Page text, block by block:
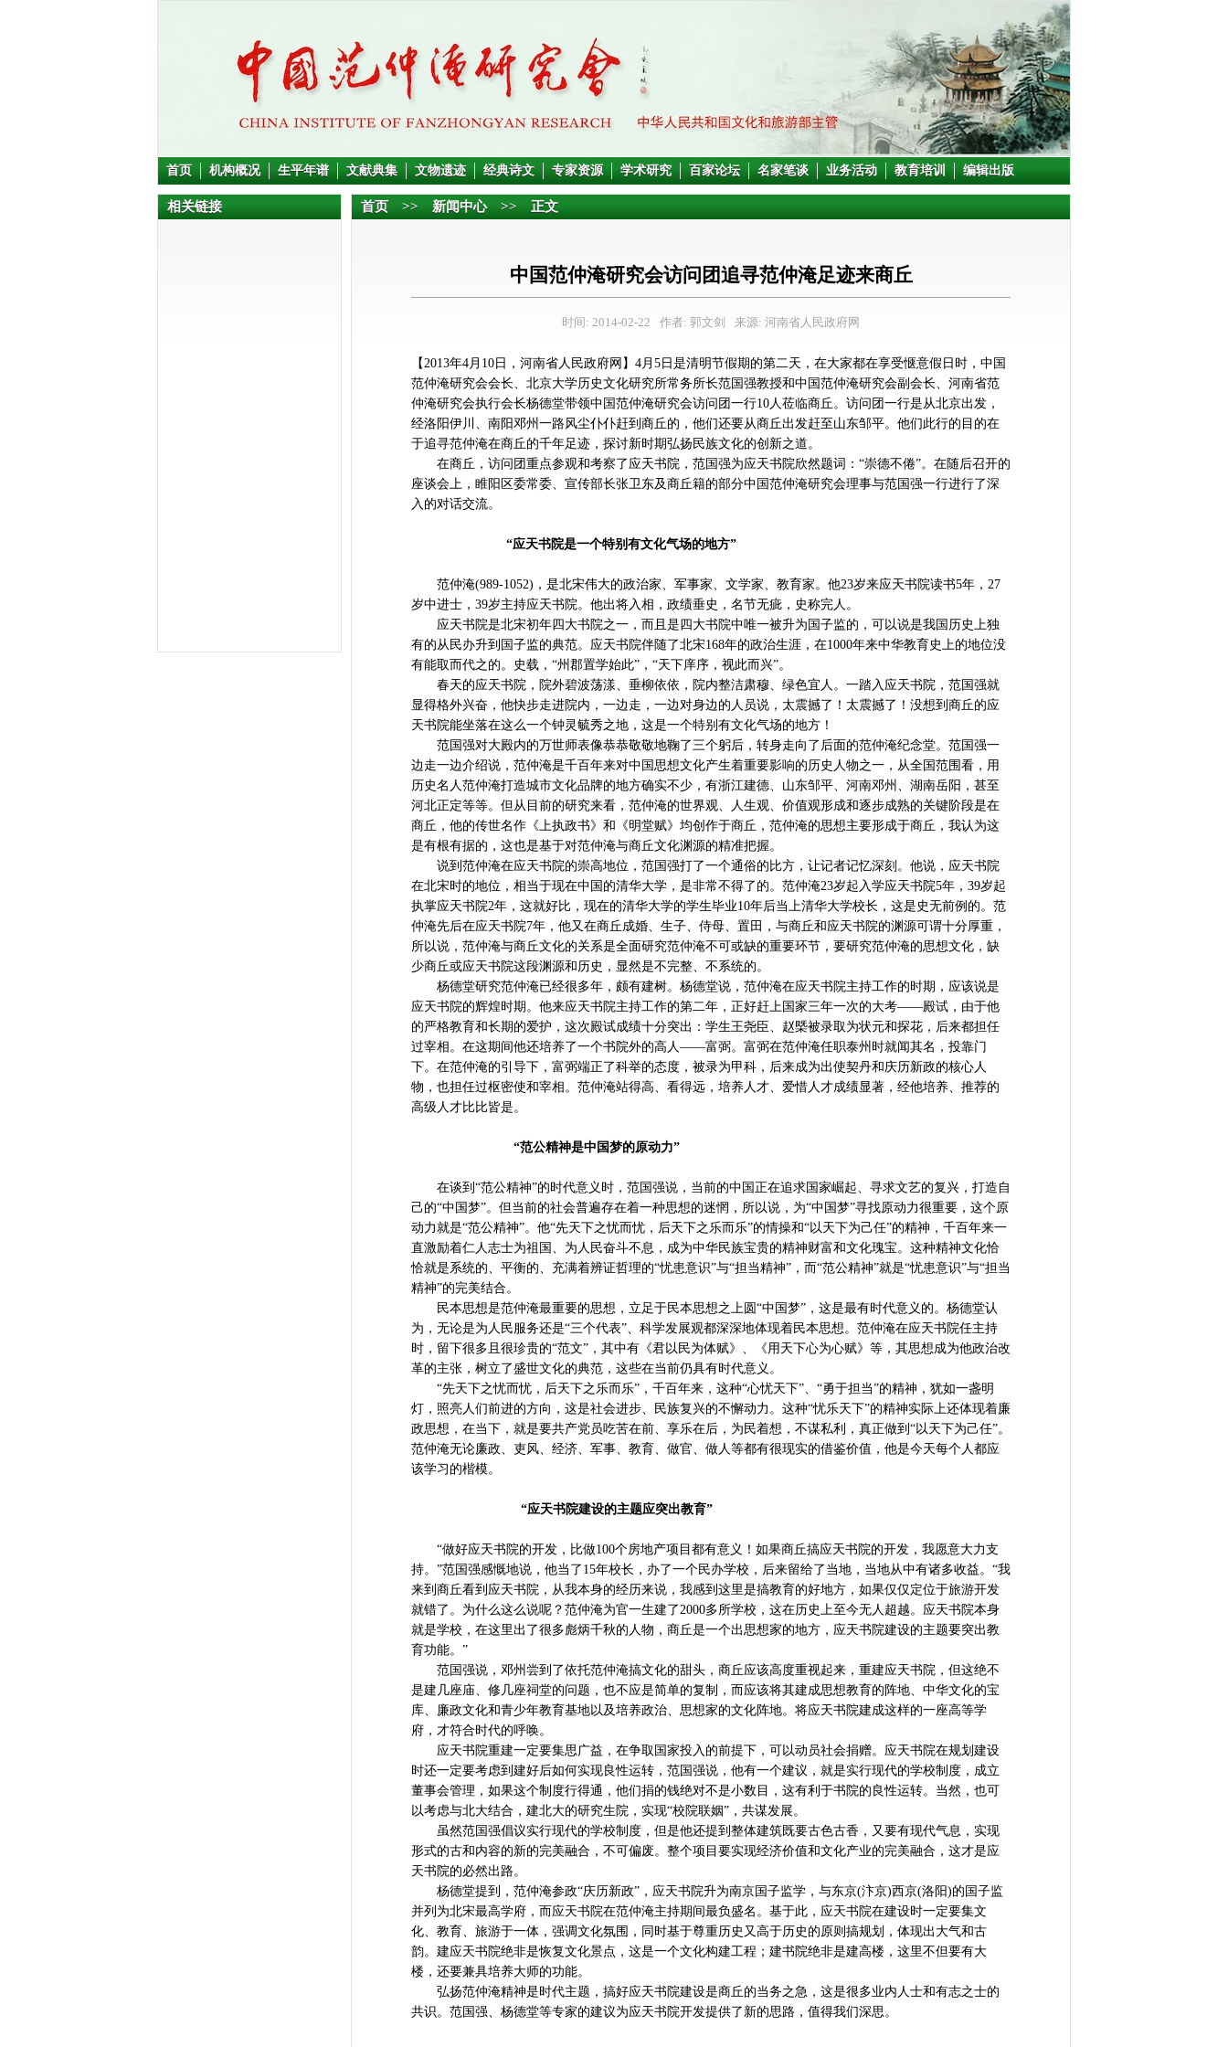
首页 机构概况 生平年谱 文献典集 文物遗迹 经典诗文 专家资源 学术研究 百家论坛 名家笔谈 业务活动 教育培训 编辑出版
相关链接 首页 >> 新闻中心>> 正文
中国范仲淹研究会访问团追寻范仲淹足迹来商丘
时间: 2014-02-22 作者: 郭文剑 来源: 河南省人民政府网
【2013年4月10日，河南省人民政府网】4月5日是清明节假期的第二天，在大家都在享受惬意假日时，中国
范仲淹研究会会长、北京大学历史文化研究所常务所长范国强教授和中国范仲淹研究会副会长、河南省范
仲淹研究会执行会长杨德堂带领中国范仲淹研究会访问团一行10人莅临商丘。访问团一行是从北京出发，
经洛阳伊川、南阳邓州一路风尘仆仆赶到商丘的，他们还要从商丘出发赶至山东邹平。他们此行的目的在
于追寻范仲淹在商丘的千年足迹，探讨新时期弘扬民族文化的创新之道。
在商丘，访问团重点参观和考察了应天书院，范国强为应天书院欣然题词：“崇德不倦”。在随后召开的
座谈会上，睢阳区委常委、宣传部长张卫东及商丘籍的部分中国范仲淹研究会理事与范国强一行进行了深
入的对话交流。
“应天书院是一个特别有文化气场的地方”
范仲淹(989-1052)，是北宋伟大的政治家、军事家、文学家、教育家。他23岁来应天书院读书5年，27
岁中进士，39岁主持应天书院。他出将入相，政绩垂史，名节无疵，史称完人。
应天书院是北宋初年四大书院之一，而且是四大书院中唯一被升为国子监的，可以说是我国历史上独
有的从民办升到国子监的典范。应天书院伴随了北宋168年的政治生涯，在1000年来中华教育史上的地位没
有能取而代之的。史载，“州郡置学始此”，“天下庠序，视此而兴”。
春天的应天书院，院外碧波荡漾、垂柳依依，院内整洁肃穆、绿色宜人。一踏入应天书院，范国强就
显得格外兴奋，他快步走进院内，一边走，一边对身边的人员说，太震撼了！太震撼了！没想到商丘的应
天书院能坐落在这么一个钟灵毓秀之地，这是一个特别有文化气场的地方！
范国强对大殿内的万世师表像恭恭敬敬地鞠了三个躬后，转身走向了后面的范仲淹纪念堂。范国强一
边走一边介绍说，范仲淹是千百年来对中国思想文化产生着重要影响的历史人物之一，从全国范围看，用
历史名人范仲淹打造城市文化品牌的地方确实不少，有浙江建德、山东邹平、河南邓州、湖南岳阳，甚至
河北正定等等。但从目前的研究来看，范仲淹的世界观、人生观、价值观形成和逐步成熟的关键阶段是在
商丘，他的传世名作《上执政书》和《明堂赋》均创作于商丘，范仲淹的思想主要形成于商丘，我认为这
是有根有据的，这也是基于对范仲淹与商丘文化渊源的精准把握。
说到范仲淹在应天书院的崇高地位，范国强打了一个通俗的比方，让记者记忆深刻。他说，应天书院
在北宋时的地位，相当于现在中国的清华大学，是非常不得了的。范仲淹23岁起入学应天书院5年，39岁起
执掌应天书院2年，这就好比，现在的清华大学的学生毕业10年后当上清华大学校长，这是史无前例的。范
仲淹先后在应天书院7年，他又在商丘成婚、生子、侍母、置田，与商丘和应天书院的渊源可谓十分厚重，
所以说，范仲淹与商丘文化的关系是全面研究范仲淹不可或缺的重要环节，要研究范仲淹的思想文化，缺
少商丘或应天书院这段渊源和历史，显然是不完整、不系统的。
杨德堂研究范仲淹已经很多年，颇有建树。杨德堂说，范仲淹在应天书院主持工作的时期，应该说是
应天书院的辉煌时期。他来应天书院主持工作的第二年，正好赶上国家三年一次的大考——殿试，由于他
的严格教育和长期的爱护，这次殿试成绩十分突出：学生王尧臣、赵槩被录取为状元和探花，后来都担任
过宰相。在这期间他还培养了一个书院外的高人——富弼。富弼在范仲淹任职泰州时就闻其名，投靠门
下。在范仲淹的引导下，富弼端正了科举的态度，被录为甲科，后来成为出使契丹和庆历新政的核心人
物，也担任过枢密使和宰相。范仲淹站得高、看得远，培养人才、爱惜人才成绩显著，经他培养、推荐的
高级人才比比皆是。
“范公精神是中国梦的原动力”
在谈到“范公精神”的时代意义时，范国强说，当前的中国正在追求国家崛起、寻求文艺的复兴，打造自
己的“中国梦”。但当前的社会普遍存在着一种思想的迷惘，所以说，为“中国梦”寻找原动力很重要，这个原
动力就是“范公精神”。他“先天下之忧而忧，后天下之乐而乐”的情操和“以天下为己任”的精神，千百年来一
直激励着仁人志士为祖国、为人民奋斗不息，成为中华民族宝贵的精神财富和文化瑰宝。这种精神文化恰
恰就是系统的、平衡的、充满着辨证哲理的“忧患意识”与“担当精神”，而“范公精神”就是“忧患意识”与“担当
精神”的完美结合。
民本思想是范仲淹最重要的思想，立足于民本思想之上圆“中国梦”，这是最有时代意义的。杨德堂认
为，无论是为人民服务还是“三个代表”、科学发展观都深深地体现着民本思想。范仲淹在应天书院任主持
时，留下很多且很珍贵的“范文”，其中有《君以民为体赋》、《用天下心为心赋》等，其思想成为他政治改
革的主张，树立了盛世文化的典范，这些在当前仍具有时代意义。
“先天下之忧而忧，后天下之乐而乐”，千百年来，这种“心忧天下”、“勇于担当”的精神，犹如一盏明
灯，照亮人们前进的方向，这是社会进步、民族复兴的不懈动力。这种“忧乐天下”的精神实际上还体现着廉
政思想，在当下，就是要共产党员吃苦在前、享乐在后，为民着想，不谋私利，真正做到“以天下为己任”。
范仲淹无论廉政、吏风、经济、军事、教育、做官、做人等都有很现实的借鉴价值，他是今天每个人都应
该学习的楷模。
“应天书院建设的主题应突出教育”
“做好应天书院的开发，比做100个房地产项目都有意义！如果商丘搞应天书院的开发，我愿意大力支
持。”范国强感慨地说，他当了15年校长，办了一个民办学校，后来留给了当地，当地从中有诸多收益。“我
来到商丘看到应天书院，从我本身的经历来说，我感到这里是搞教育的好地方，如果仅仅定位于旅游开发
就错了。为什么这么说呢？范仲淹为官一生建了2000多所学校，这在历史上至今无人超越。应天书院本身
就是学校，在这里出了很多彪炳千秋的人物，商丘是一个出思想家的地方，应天书院建设的主题要突出教
育功能。”
范国强说，邓州尝到了依托范仲淹搞文化的甜头，商丘应该高度重视起来，重建应天书院，但这绝不
是建几座庙、修几座祠堂的问题，也不应是简单的复制，而应该将其建成思想教育的阵地、中华文化的宝
库、廉政文化和青少年教育基地以及培养政治、思想家的文化阵地。将应天书院建成这样的一座高等学
府，才符合时代的呼唤。
应天书院重建一定要集思广益，在争取国家投入的前提下，可以动员社会捐赠。应天书院在规划建设
时还一定要考虑到建好后如何实现良性运转，范国强说，他有一个建议，就是实行现代的学校制度，成立
董事会管理，如果这个制度行得通，他们捐的钱绝对不是小数目，这有利于书院的良性运转。当然，也可
以考虑与北大结合，建北大的研究生院，实现“校院联姻”，共谋发展。
虽然范国强倡议实行现代的学校制度，但是他还提到整体建筑既要古色古香，又要有现代气息，实现
形式的古和内容的新的完美融合，不可偏废。整个项目要实现经济价值和文化产业的完美融合，这才是应
天书院的必然出路。
杨德堂提到，范仲淹参政“庆历新政”，应天书院升为南京国子监学，与东京(汴京)西京(洛阳)的国子监
并列为北宋最高学府，而应天书院在范仲淹主持期间最负盛名。基于此，应天书院在建设时一定要集文
化、教育、旅游于一体，强调文化氛围，同时基于尊重历史又高于历史的原则搞规划，体现出大气和古
韵。建应天书院绝非是恢复文化景点，这是一个文化构建工程；建书院绝非是建高楼，这里不但要有大
楼，还要兼具培养大师的功能。
弘扬范仲淹精神是时代主题，搞好应天书院建设是商丘的当务之急，这是很多业内人士和有志之士的
共识。范国强、杨德堂等专家的建议为应天书院开发提供了新的思路，值得我们深思。